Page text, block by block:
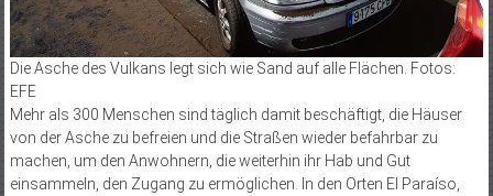
Die Asche des Vulkans legt sich wie Sand auf alle Flächen. Fotos:
EFE
Mehr als 300 Menschen sind täglich damit beschäftigt, die Häuser
von der Asche zu befreien und die Straßen wieder befahrbar zu
machen, um den Anwohnern, die weiterhin ihr Hab und Gut
einsammeln, den Zugang zu ermöglichen. In den Orten El Paraíso,